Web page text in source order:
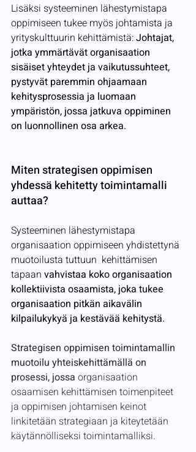
Lisäksi systeeminen lähestymistapa
oppimiseen tukee myös johtamista ja
yrityskulttuurin kehittämistä: Johtajat,
jotka ymmärtävät organisaation
sisäiset yhteydet ja vaikutussuhteet,
pystyvät paremmin ohjaamaan
kehitysprosessia ja luomaan
ympäristön, jossa jatkuva oppiminen
on luonnollinen osa arkea.
Miten strategisen oppimisen
yhdessä kehitetty toimintamalli
auttaa?
Systeeminen lähestymistapa
organisaation oppimiseen yhdistettynä
muotoilusta tuttuun  kehittämisen
tapaan vahvistaa koko organisaation
kollektiivista osaamista, joka tukee
organisaation pitkän aikavälin
kilpailukykyä ja kestävää kehitystä.
Strategisen oppimisen toimintamallin
muotoilu yhteiskehittämällä on
prosessi, jossa organisaation
osaamisen kehittämisen toimenpiteet
ja oppimisen johtamisen keinot
linkitetään strategiaan ja kiteytetään
käytännölliseksi toimintamalliksi.